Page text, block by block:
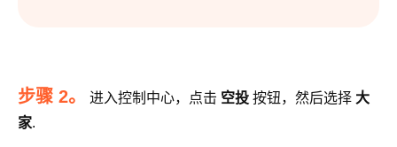
步骤 2。 进入控制中心，点击 空投 按钮，然后选择 大
家.